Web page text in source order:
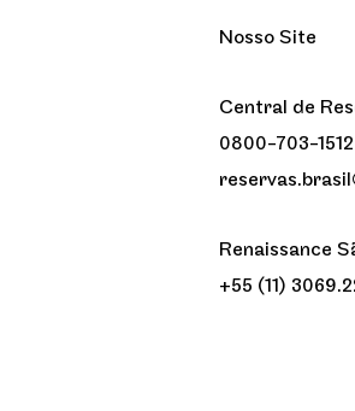
Nosso Site
Central de
0800-703-1512
Renaissance
+55 (11)